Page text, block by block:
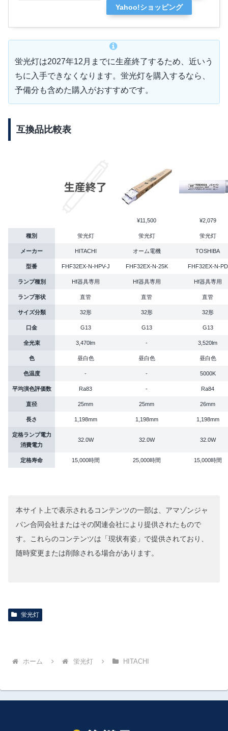
Yahoo!ショッピング
蛍光灯は2027年12月までに生産終了するため、近いう
ちに入手できなくなります。蛍光灯を購入するなら、
予備分も含めた購入がおすすめです。
互換品比較表
¥11,500 ¥2,079
種別 蛍光灯 蛍光灯 蛍光灯
メーカー HITACHI オーム電機 TOSHIBA
型番 FHF32EX-N-HPV-J FHF32EX-N-25K FHF32EX-N-PD
ランプ種別 Hf器具専用 Hf器具専用 Hf器具専用
ランプ形状 直管 直管 直管
サイズ分類 32形 32形 32形
口金 G13 G13 G13
全光束 3,470lm - 3,520lm
色 昼白色 昼白色 昼白色
色温度 - - 5000K
平均演色評価数 Ra83 - Ra84
直径 25mm 25mm 26mm
長さ 1,198mm 1,198mm 1,198mm
定格ランプ電力
消費電力
32.0W 32.0W 32.0W
定格寿命 15,000時間 25,000時間 15,000時間
本サイト上で表示されるコンテンツの一部は、アマゾンジャ
パン合同会社またはその関連会社により提供されたもので
す。これらのコンテンツは「現状有姿」で提供されており、
随時変更または削除される場合があります。
蛍光灯
ホーム 蛍光灯 HITACHI